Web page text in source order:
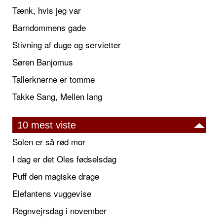
Tænk, hvis jeg var
Barndommens gade
Stivning af duge og servietter
Søren Banjomus
Tallerknerne er tomme
Takke Sang, Mellen lang
10 mest viste
Solen er så rød mor
I dag er det Oles fødselsdag
Puff den magiske drage
Elefantens vuggevise
Regnvejrsdag i november